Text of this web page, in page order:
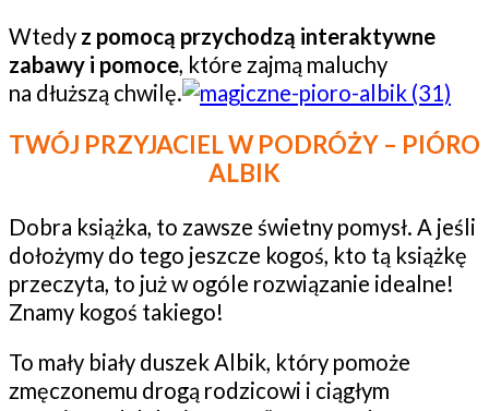
Wtedy z pomocą przychodzą interaktywne
zabawy i pomoce, które zajmą maluchy
na dłuższą chwilę.
TWÓJ PRZYJACIEL W PODRÓŻY – PIÓRO
ALBIK
Dobra książka, to zawsze świetny pomysł. A jeśli
dołożymy do tego jeszcze kogoś, kto tą książkę
przeczyta, to już w ogóle rozwiązanie idealne!
Znamy kogoś takiego!
To mały biały duszek Albik, który pomoże
zmęczonemu drogą rodzicowi i ciągłym